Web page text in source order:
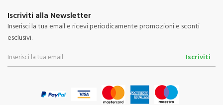
Iscriviti alla Newsletter
Inserisci la tua email e ricevi periodicamente promozioni e sconti
esclusivi.
Iscriviti